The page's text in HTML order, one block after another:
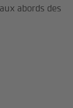
abords des